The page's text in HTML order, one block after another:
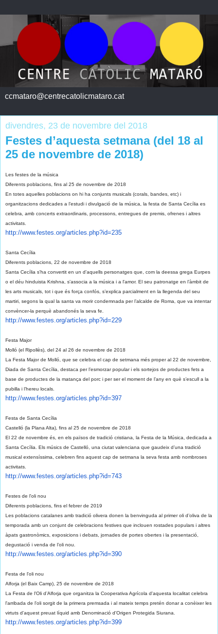
ccmataro@centrecatolicmataro.cat
divendres, 23 de novembre del 2018
Festes d’aquesta setmana (del 18 al
25 de novembre de 2018)
Les festes de la música
Diferents poblacions, fins al 25 de novembre de 2018
En totes aquelles poblacions on hi ha conjunts musicals (corals, bandes, etc) i
organitzacions dedicades a l’estudi i divulgació de la música, la festa de Santa Cecília es
celebra, amb concerts extraordinaris, processons, entregues de premis, ofrenes i altres
activitats.
http://www.festes.org/articles.php?id=235
Santa Cecília
Diferents poblacions, 22 de novembre de 2018
Santa Cecília s'ha convertit en un d'aquells personatges que, com la deessa grega Eurpes
o el déu hinduista Krishna, s'associa a la música i a l'amor. El seu patronatge en l’àmbit de
les arts musicals, tot i que és força confós, s’explica parcialment en la llegenda del seu
martiri, segons la qual la santa va morir condemnada per l’alcalde de Roma, que va intentar
convèncer-la perquè abandonés la seva fe.
http://www.festes.org/articles.php?id=229
Festa Major
Molló (el Ripollès), del 24 al 26 de novembre de 2018
La Festa Major de Molló, que se celebra el cap de setmana més proper al 22 de novembre,
Diada de Santa Cecília, destaca per l’esmorzar popular i els sortejos de productes fets a
base de productes de la matança del porc i per ser el moment de l’any en què s’escull a la
pubilla i l’hereu locals.
http://www.festes.org/articles.php?id=397
Festa de Santa Cecília
Castelló (la Plana Alta), fins al 25 de novembre de 2018
El 22 de novembre és, en els països de tradició cristiana, la Festa de la Música, dedicada a
Santa Cecília. Els músics de Castelló, una ciutat valenciana que gaudeix d’una tradició
musical extensíssima, celebren fins aquest cap de setmana la seva festa amb nombroses
activitats.
http://www.festes.org/articles.php?id=743
Festes de l'oli nou
Diferents poblacions, fins el febrer de 2019
Les poblacions catalanes amb tradició olivera donen la benvinguda al primer oli d’oliva de la
temporada amb un conjunt de celebracions festives que inclouen rostades populars i altres
àpats gastronòmics, exposicions i debats, jornades de portes obertes i la presentació,
degustació i venda de l’oli nou.
http://www.festes.org/articles.php?id=390
Festa de l'oli nou
Alforja (el Baix Camp), 25 de novembre de 2018
La Festa de l'Oli d’Alforja que organitza la Cooperativa Agrícola d'aquesta localitat celebra
l'arribada de l'oli sorgit de la primera premsada i al mateix temps pretén donar a conèixer les
virtuts d'aquest preuat líquid amb Denominació d'Origen Protegida Siurana.
http://www.festes.org/articles.php?id=399